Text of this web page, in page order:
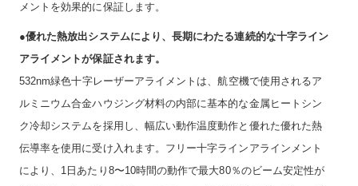
メントを効果的に保証します。
●優れた熱放出システムにより、長期にわたる連続的な十字ライン
アライメントが保証されます。
532nm緑色十字レーザーアライメントは、航空機で使用されるア
ルミニウム合金ハウジング材料の内部に基本的な金属ヒートシン
ク冷却システムを採用し、幅広い動作温度動作と優れた優れた熱
伝導率を使用に受け入れます。フリー十字ラインアラインメント
により、1日あたり8〜10時間の動作で最大80％のビーム安定性が